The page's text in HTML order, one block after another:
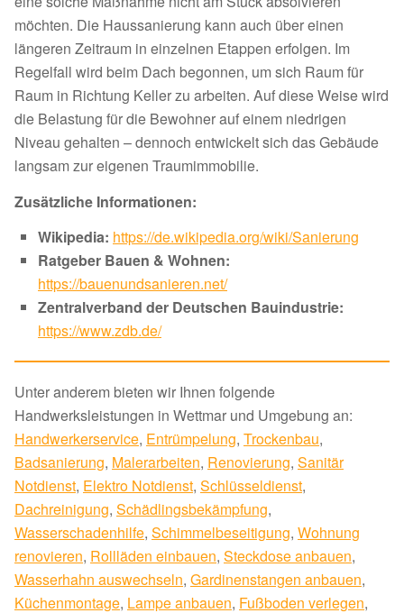
möchten. Die Haussanierung kann auch über einen
längeren Zeitraum in einzelnen Etappen erfolgen. Im
Regelfall wird beim Dach begonnen, um sich Raum für
Raum in Richtung Keller zu arbeiten. Auf diese Weise wird
die Belastung für die Bewohner auf einem niedrigen
Niveau gehalten – dennoch entwickelt sich das Gebäude
langsam zur eigenen Traumimmobilie.
Zusätzliche Informationen:
Wikipedia: https://de.wikipedia.org/wiki/Sanierung
Ratgeber Bauen & Wohnen:
https://bauenundsanieren.net/
Zentralverband der Deutschen Bauindustrie:
https://www.zdb.de/
Unter anderem bieten wir Ihnen folgende
Handwerksleistungen in Wettmar und Umgebung an:
Handwerkerservice, Entrümpelung, Trockenbau,
Badsanierung, Malerarbeiten, Renovierung, Sanitär
Notdienst, Elektro Notdienst, Schlüsseldienst,
Dachreinigung, Schädlingsbekämpfung,
Wasserschadenhilfe, Schimmelbeseitigung, Wohnung
renovieren, Rollläden einbauen, Steckdose anbauen,
Wasserhahn auswechseln, Gardinenstangen anbauen,
Küchenmontage, Lampe anbauen, Fußboden verlegen,